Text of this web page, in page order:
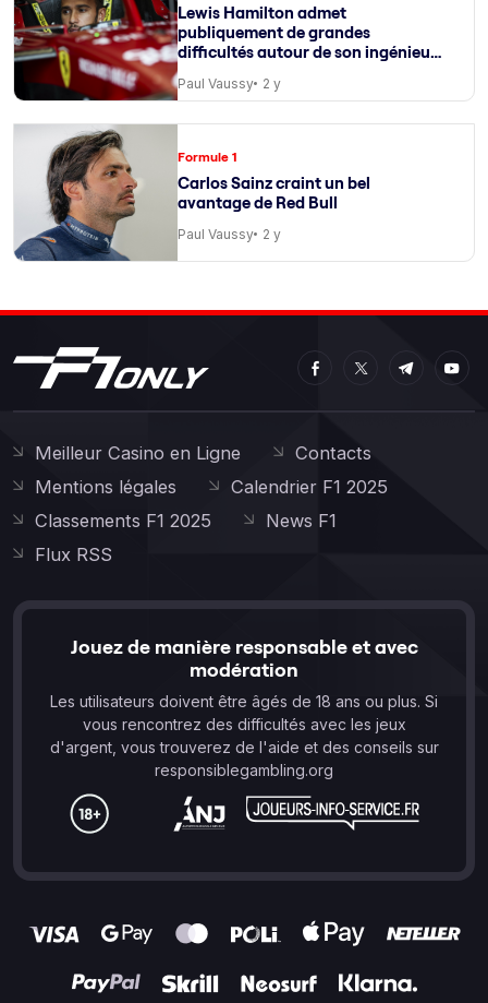
Lewis Hamilton admet
publiquement de grandes
difficultés autour de son ingénieur
Paul Vaussy 2 y
Formule 1
Carlos Sainz craint un bel
avantage de Red Bull
Paul Vaussy 2 y
Meilleur Casino en Ligne
Contacts
Mentions légales
Calendrier F1 2025
Classements F1 2025
News F1
Flux RSS
Jouez de manière responsable et avec
modération
Les utilisateurs doivent être âgés de 18 ans ou plus. Si
vous rencontrez des difficultés avec les jeux
d'argent, vous trouverez de l'aide et des conseils sur
responsiblegambling.org